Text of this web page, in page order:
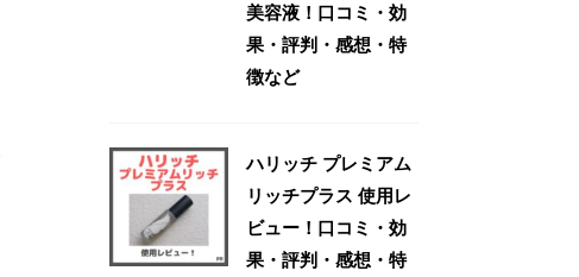
美容液！口コミ・効
果・評判・感想・特
徴など
ハリッチ プレミアム
リッチプラス 使用レ
ビュー！口コミ・効
果・評判・感想・特